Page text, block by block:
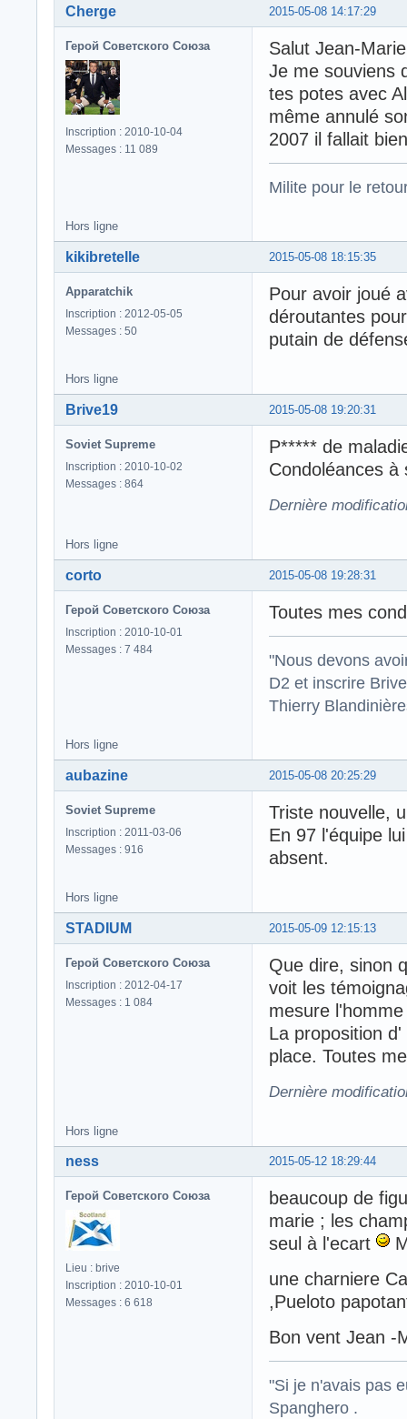
2015-05-08 14:17:29
Cherge
Герой Советского Союза
Inscription : 2010-10-04
Messages : 11 089
Salut Jean-
Je me souviens
tes potes avec
même annulé
2007 il fallait
Milite pour le
Hors ligne
2015-05-08 18:15:35
kikibretelle
Apparatchik
Inscription : 2012-05-05
Messages : 50
Pour avoir joué
déroutantes
putain de
Hors ligne
2015-05-08 19:20:31
Brive19
Soviet Supreme
Inscription : 2010-10-02
Messages : 864
P***** de
Condoléances à
Dernière
Hors ligne
2015-05-08 19:28:31
corto
Герой Советского Союза
Inscription : 2010-10-01
Messages : 7 484
Toutes mes
"Nous devons
D2 et inscrire
Thierry
Hors ligne
2015-05-08 20:25:29
aubazine
Soviet Supreme
Inscription : 2011-03-06
Messages : 916
Triste nouvelle,
En 97 l'équipe
absent.
Hors ligne
2015-05-09 12:15:13
STADIUM
Герой Советского Союза
Inscription : 2012-04-17
Messages : 1 084
Que dire, sinon
voit les
mesure
La proposition
place. Toutes
Dernière
Hors ligne
2015-05-12 18:29:44
ness
Герой Советского Союза
Lieu : brive
Inscription : 2010-10-01
Messages : 6 618
beaucoup de
marie ; les
seul à l'ecart
une charniere
,Pueloto
Bon vent Jean -
"Si je n'avais pas
Spanghero .